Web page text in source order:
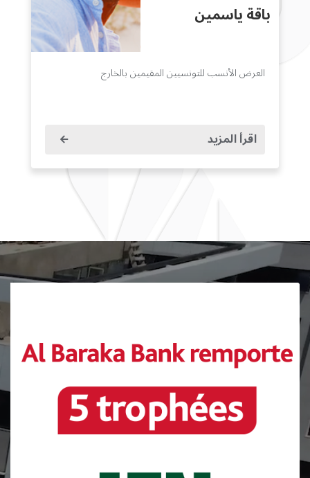
باقة ياسمين
العرض الأنسب للتونسيين المقيمين بالخارج
اقرأ المزيد